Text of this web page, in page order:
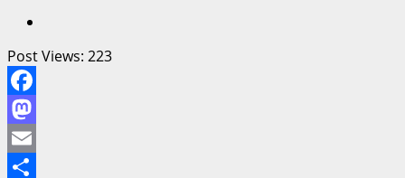
Post Views: 223
Facebook
Mastodon
Email